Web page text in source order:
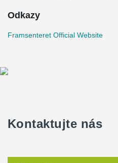
Odkazy
Framsenteret Official Website
Kontaktujte nás